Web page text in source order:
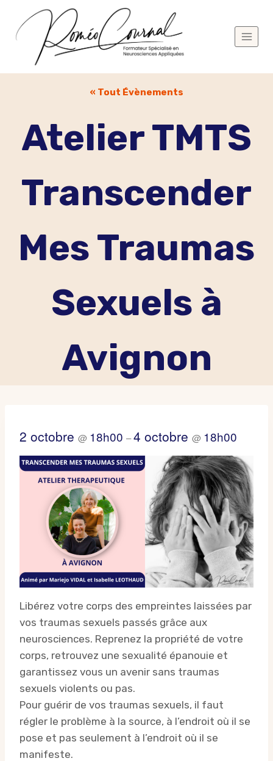
contenu
« Tout Évènements
Atelier TMTS
Transcender
Mes Traumas
Sexuels à
Avignon
2 octobre @ 18h00 –4 octobre @ 18h00
Libérez votre corps des empreintes laissées par
vos traumas sexuels passés grâce aux
neurosciences. Reprenez la propriété de votre
corps, retrouvez une sexualité épanouie et
garantissez vous un avenir sans traumas
sexuels violents ou pas.
Pour guérir de vos traumas sexuels, il faut
régler le problème à la source, à l’endroit où il se
pose et pas seulement à l’endroit où il se
manifeste.